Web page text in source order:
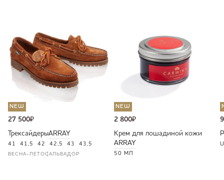
NEW
27 500₽
ТрексайдерыARRAY
41 41,5 42 42,5 43 43,5
ВЕСНА-ЛЕТОСАЛЬВАДОР
NEW
2 800₽
Крем для лошадиной кожи
ARRAY
50 МЛ